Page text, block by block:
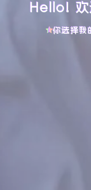
Hello! 欢
你选择我